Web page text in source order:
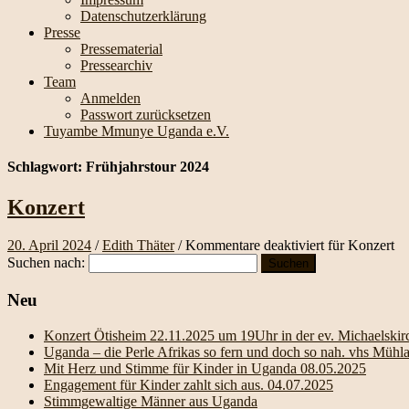
Datenschutzerklärung
Presse
Pressematerial
Pressearchiv
Team
Anmelden
Passwort zurücksetzen
Tuyambe Mmunye Uganda e.V.
Schlagwort: Frühjahrstour 2024
Konzert
20. April 2024 /Edith Thäter /Kommentare deaktiviertfür Konzert
Suchen nach:
Neu
Konzert Ötisheim 22.11.2025 um 19Uhr in der ev.
Uganda – die Perle Afrikas so fern und doch so nah. vhs
Mit Herz und Stimme für Kinder in Uganda 08.05.2025
Engagement für Kinder zahlt sich aus. 04.07.2025
Stimmgewaltige Männer aus Uganda